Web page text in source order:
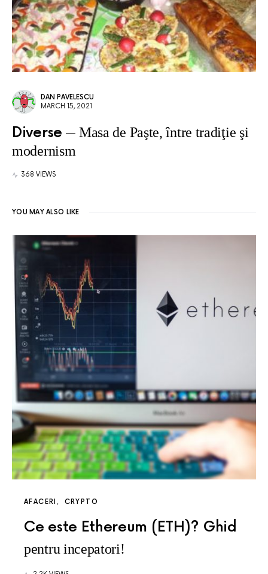
DAN PAVELESCU
MARCH 15, 2021
Diverse
Masa de Paşte, între tradiţie şi
modernism
368 VIEWS
YOU MAY ALSO LIKE
AFACERI CRYPTO
Ce este Ethereum (ETH)? Ghid
pentru incepatori!